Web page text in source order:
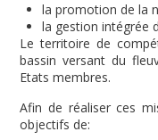
la promotion de la
la gestion intégrée
Le territoire de
bassin versant du
Etats membres.
Afin de réaliser ces
objectifs de: